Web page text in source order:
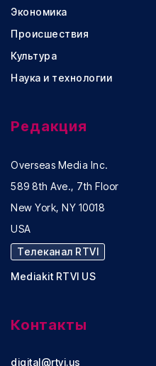
Экономика
Происшествия
Культура
Наука и технологии
Редакция
Overseas Media Inc.
589 8th Ave., 7th Floor
New York, NY 10018
USA
Телеканал RTVI
Mediakit RTVI US
Контакты
digital@rtvi.us